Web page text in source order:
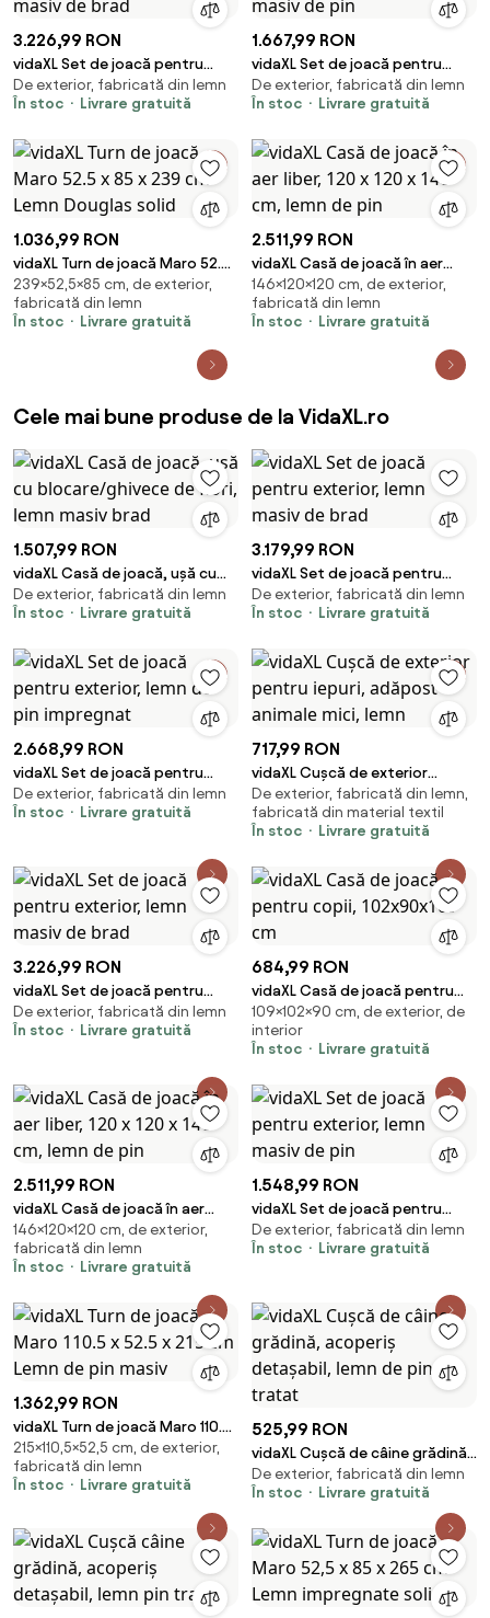
3.226,99 RON
vidaXL Set de joacă pentru
exterior, lemn masiv de brad
De exterior, fabricată din lemn
În stoc
Livrare gratuită
1.667,99 RON
vidaXL Set de joacă pentru
exterior, lemn masiv de pin
De exterior, fabricată din lemn
În stoc
Livrare gratuită
1.036,99 RON
vidaXL Turn de joacă Maro 52.5
x 85 x 239 cm Lemn Douglas
solid
239×52,5×85 cm, de exterior,
fabricată din lemn
În stoc
Livrare gratuită
2.511,99 RON
vidaXL Casă de joacă în aer
liber, 120 x 120 x 146 cm, lemn de
pin
146×120×120 cm, de exterior,
fabricată din lemn
În stoc
Livrare gratuită
Cele mai bune produse de la VidaXL.ro
1.507,99 RON
vidaXL Casă de joacă, ușă cu
blocare/ghivece de flori, lemn
masiv brad
De exterior, fabricată din lemn
În stoc
Livrare gratuită
3.179,99 RON
vidaXL Set de joacă pentru
exterior, lemn masiv de brad
De exterior, fabricată din lemn
În stoc
Livrare gratuită
2.668,99 RON
vidaXL Set de joacă pentru
exterior, lemn de pin impregnat
De exterior, fabricată din lemn
În stoc
Livrare gratuită
717,99 RON
vidaXL Cușcă de exterior
pentru iepuri, adăpost animale
mici, lemn
De exterior, fabricată din lemn,
fabricată din material textil
În stoc
Livrare gratuită
3.226,99 RON
vidaXL Set de joacă pentru
exterior, lemn masiv de brad
De exterior, fabricată din lemn
În stoc
Livrare gratuită
684,99 RON
vidaXL Casă de joacă pentru
copii, 102x90x109 cm
109×102×90 cm, de exterior, de
interior
În stoc
Livrare gratuită
2.511,99 RON
vidaXL Casă de joacă în aer
liber, 120 x 120 x 146 cm, lemn de
pin
146×120×120 cm, de exterior,
fabricată din lemn
În stoc
Livrare gratuită
1.548,99 RON
vidaXL Set de joacă pentru
exterior, lemn masiv de pin
De exterior, fabricată din lemn
În stoc
Livrare gratuită
1.362,99 RON
vidaXL Turn de joacă Maro 110.5
x 52.5 x 215 cm Lemn de pin
masiv
215×110,5×52,5 cm, de exterior,
fabricată din lemn
În stoc
Livrare gratuită
525,99 RON
vidaXL Cușcă de câine grădină,
acoperiș detașabil, lemn de pin
tratat
De exterior, fabricată din lemn
În stoc
Livrare gratuită